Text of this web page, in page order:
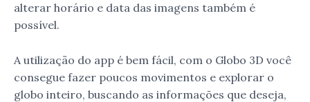
alterar horário e data das imagens também é
possível.
A utilização do app é bem fácil, com o Globo 3D você
consegue fazer poucos movimentos e explorar o
globo inteiro, buscando as informações que deseja,